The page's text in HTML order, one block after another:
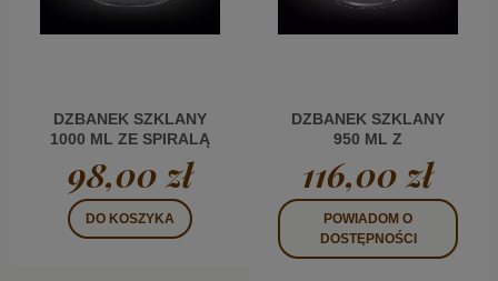
DZBANEK SZKLANY
1000 ML ZE SPIRALĄ
98,00 zł
DO KOSZYKA
DZBANEK SZKLANY
950 ML Z
ZAPARZACZEM WL
116,00 zł
POWIADOM O
DOSTĘPNOŚCI